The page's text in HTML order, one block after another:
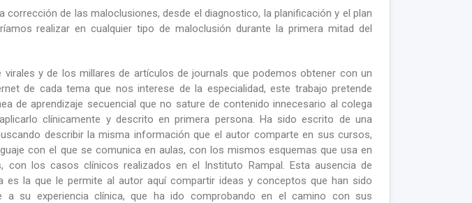
de las maloclusiones, desde el diagnostico, la planificación y el plan
realizar en cualquier tipo de maloclusión durante la primera mitad del
virales y de los millares de artículos de journals que podemos obtener con un
de cada tema que nos interese de la especialidad, este trabajo pretende
de aprendizaje secuencial que no sature de contenido innecesario al colega
clínicamente y descrito en primera persona. Ha sido escrito de una
describir la misma información que el autor comparte en sus cursos,
con el que se comunica en aulas, con los mismos esquemas que usa en
con los casos clínicos realizados en el Instituto Rampal. Esta ausencia de
es la que le permite al autor aquí compartir ideas y conceptos que han sido
a su experiencia clínica, que ha ido comprobando en el camino con sus